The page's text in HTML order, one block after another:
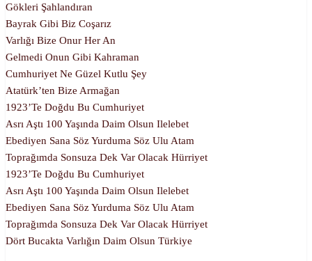
Gökleri Şahlandıran
Bayrak Gibi Biz Coşarız
Varlığı Bize Onur Her An
Gelmedi Onun Gibi Kahraman
Cumhuriyet Ne Güzel Kutlu Şey
Atatürk’ten Bize Armağan
1923’te Doğdu Bu Cumhuriyet
Asrı Aştı 100 Yaşında Daim Olsun Ilelebet
Ebediyen Sana Söz Yurduma Söz Ulu Atam
Toprağımda Sonsuza Dek Var Olacak Hürriyet
1923’te Doğdu Bu Cumhuriyet
Asrı Aştı 100 Yaşında Daim Olsun Ilelebet
Ebediyen Sana Söz Yurduma Söz Ulu Atam
Toprağımda Sonsuza Dek Var Olacak Hürriyet
Dört Bucakta Varlığın Daim Olsun Türkiye